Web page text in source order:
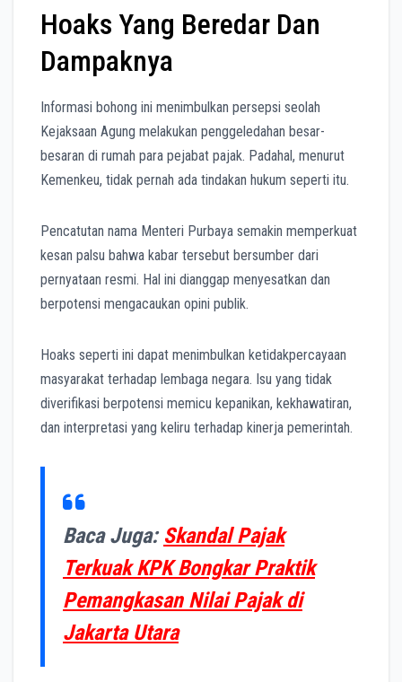
Hoaks Yang Beredar Dan
Dampaknya
Informasi bohong ini menimbulkan persepsi seolah
Kejaksaan Agung melakukan penggeledahan besar-
besaran di rumah para pejabat pajak. Padahal, menurut
Kemenkeu, tidak pernah ada tindakan hukum seperti itu.
Pencatutan nama Menteri Purbaya semakin memperkuat
kesan palsu bahwa kabar tersebut bersumber dari
pernyataan resmi. Hal ini dianggap menyesatkan dan
berpotensi mengacaukan opini publik.
Hoaks seperti ini dapat menimbulkan ketidakpercayaan
masyarakat terhadap lembaga negara. Isu yang tidak
diverifikasi berpotensi memicu kepanikan, kekhawatiran,
dan interpretasi yang keliru terhadap kinerja pemerintah.
Baca Juga: Skandal Pajak
Terkuak KPK Bongkar Praktik
Pemangkasan Nilai Pajak di
Jakarta Utara